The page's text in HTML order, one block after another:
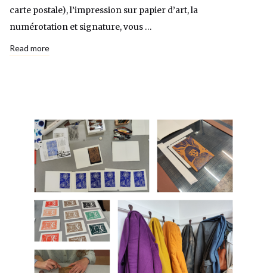
carte postale), l’impression sur papier d’art, la
numérotation et signature, vous …
Read more